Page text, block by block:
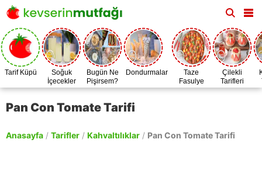
Tarif Küpü
Soğuk
İçecekler
Bugün Ne
Pişirsem?
Dondurmalar
Taze
Fasulye
Zamanı
Çilekli
Tarifleri
Pan Con Tomate Tarifi
Anasayfa / Tarifler / Kahvaltılıklar / Pan Con Tomate Tarifi